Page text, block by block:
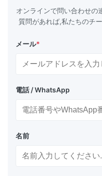
オンラインで問い合わせの
質問があれば,私たちのチ
メール*
電話 / WhatsApp
名前